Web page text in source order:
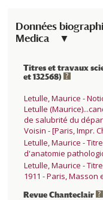
Données
Medica
Titres et travaux
et 132568)
Letulle, Maurice -
Letulle
de salubrité du
Voisin - [Paris, Impr.
Letulle, Maurice -
d'anatomie
Letulle, Maurice -
1911 - Paris, Masson
Revue Chanteclair